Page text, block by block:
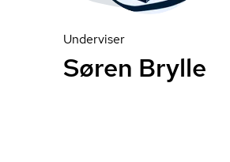
Underviser
Søren Brylle